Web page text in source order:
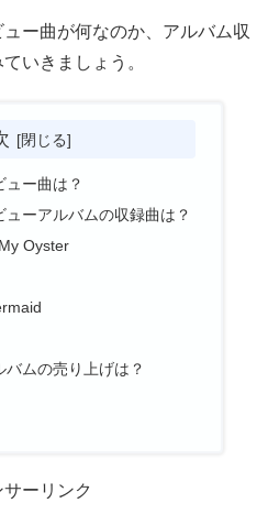
ー曲が何なのか、アルバム収
いきましょう。
ュー曲は？
ーアルバムの収録曲は？
Oyster
バムの売り上げは？
サーリンク